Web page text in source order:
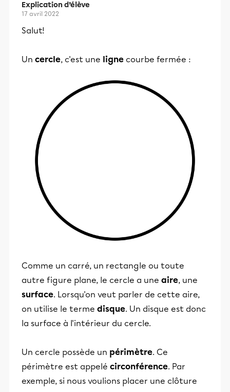
Explication d’élève
17 avril 2022
Salut!
Un cercle, c'est une ligne courbe fermée :
Comme un carré, un rectangle ou toute
autre figure plane, le cercle a une aire, une
surface. Lorsqu'on veut parler de cette aire,
on utilise le terme disque. Un disque est donc
la surface à l'intérieur du cercle.
Un cercle possède un périmètre. Ce
périmètre est appelé circonférence. Par
exemple, si nous voulions placer une clôture